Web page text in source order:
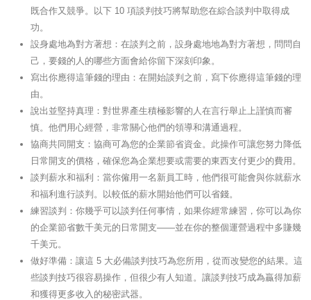
既合作又競爭。以下 10 項談判技巧將幫助您在綜合談判中取得成
功。
設身處地為對方著想：在談判之前，設身處地地為對方著想，問問自
己，要錢的人的哪些方面會給你留下深刻印象。
寫出你應得這筆錢的理由：在開始談判之前，寫下你應得這筆錢的理
由。
說出並堅持真理：對世界產生積極影響的人在言行舉止上謹慎而審
慎。他們用心經營，非常關心他們的領導和溝通過程。
協商共同開支：協商可為您的企業節省資金。此操作可讓您努力降低
日常開支的價格，確保您為企業想要或需要的東西支付更少的費用。
談判薪水和福利：當你僱用一名新員工時，他們很可能會與你就薪水
和福利進行談判。以較低的薪水開始他們可以省錢。
練習談判：你幾乎可以談判任何事情，如果你經常練習，你可以為你
的企業節省數千美元的日常開支——並在你的整個運營過程中多賺幾
千美元。
做好準備：讓這 5 大必備談判技巧為您所用，從而改變您的結果。這
些談判技巧很容易操作，但很少有人知道。讓談判技巧成為贏得加薪
和獲得更多收入的秘密武器。